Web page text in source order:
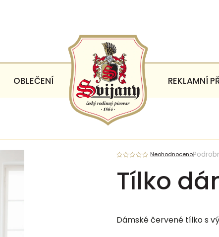
OBLEČENÍ REKLAMNÍ
Tílko
Neohodnoceno
Dámské červené tílko s